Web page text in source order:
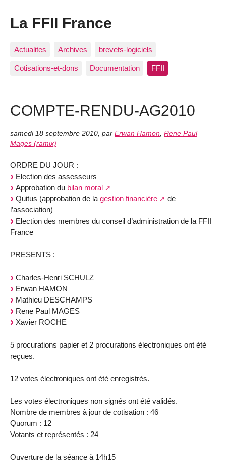
La FFII France
Actualites Archives brevets-logiciels
Cotisations-et-dons Documentation FFII
COMPTE-RENDU-AG2010
samedi 18 septembre 2010 par Erwan Hamon Rene Paul
Mages (ramix)
ORDRE DU JOUR :
Election des assesseurs
Approbation du bilan moral
Quitus (approbation de lagestion financière
de
l’association)
Election des membres du conseil d’administration de la FFII
France
PRESENTS :
Charles-Henri SCHULZ
Erwan HAMON
Mathieu DESCHAMPS
Rene Paul MAGES
Xavier ROCHE
5 procurations papier et 2 procurations électroniques ont été
reçues.
12 votes électroniques ont été enregistrés.
Les votes électroniques non signés ont été validés.
Nombre de membres à jour de cotisation : 46
Quorum : 12
Votants et représentés : 24
Ouverture de la séance à 14h15